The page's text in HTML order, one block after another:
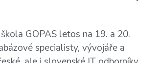
GOPAS letos na 19. a 20.
specialisty, vývojáře a